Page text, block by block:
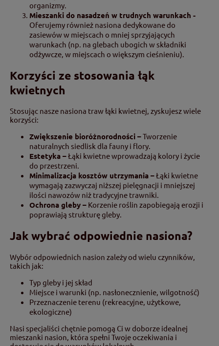
organizmy.
Mieszanki do nasadzeń w trudnych warunkach -
Oferujemy również nasiona dedykowane do
zasiewów w miejscach o mniej sprzyjających
warunkach (np. na glebach ubogich w składniki
odżywcze, w miejscach o większym cieśnieniu).
Korzyści ze stosowania łąk
kwietnych
Stosując nasze nasiona traw łąki kwietnej, zyskujesz wiele
korzyści:
Zwiększenie bioróżnorodności –Tworzenie
naturalnych siedlisk dla fauny i flory.
Estetyka –Łąki kwietne wprowadzają kolory i życie
do przestrzeni.
Minimalizacja kosztów utrzymania –Łąki kwietne
wymagają zazwyczaj niższej pielęgnacji i mniejszej
ilości nawozów niż tradycyjne trawniki.
Ochrona gleby – Korzenie roślin zapobiegają erozji i
poprawiają strukturę gleby.
Jak wybrać odpowiednie nasiona?
Wybór odpowiednich nasion zależy od wielu czynników,
takich jak:
Typ gleby i jej skład
Miejsce i warunki (np. nasłonecznienie, wilgotność)
Przeznaczenie terenu (rekreacyjne, użytkowe,
ekologiczne)
Nasi specjaliści chętnie pomogą Ci w doborze idealnej
mieszanki nasion, która spełni Twoje oczekiwania i